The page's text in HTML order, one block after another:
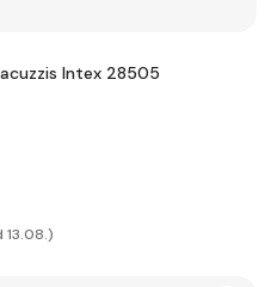
Intex 28505
13.08.)